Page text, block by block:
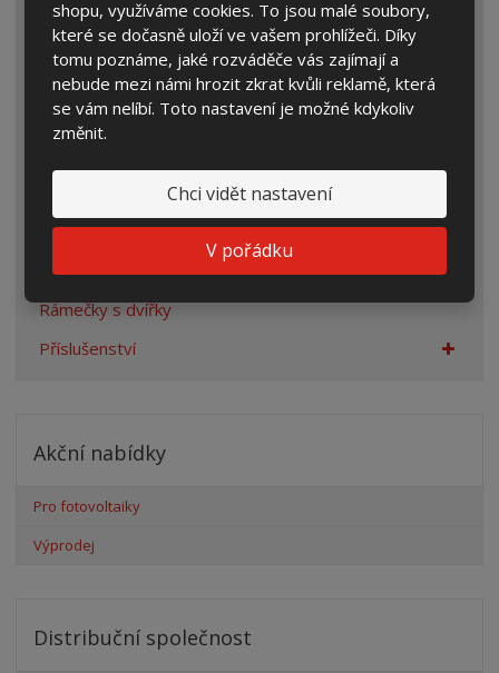
shopu, využíváme cookies. To jsou malé soubory,
které se dočasně uloží ve vašem prohlížeči. Díky
tomu poznáme, jaké rozváděče vás zajímají a
nebude mezi námi hrozit zkrat kvůli reklamě, která
se vám nelíbí. Toto nastavení je možné kdykoliv
změnit.
Chci vidět nastavení
V pořádku
Přípojkové skříně
Plynoměrové skříně
Rozvaděče pro veřejné osvětlení
Rozvaděče se svodiči přepětí
Staveništní rozvaděče
Pilíře a sokly pro skříně
Rámečky s dvířky
Příslušenství
Akční nabídky
Pro fotovoltaiky
Výprodej
Distribuční společnost